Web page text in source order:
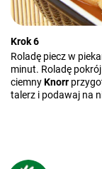
Krok 6
Roladę piecz w
minut. Roladę
ciemnyKnorr
talerz i podawaj na